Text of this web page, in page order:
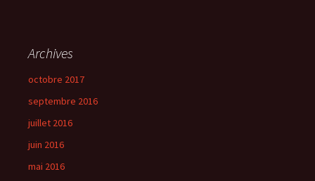
Archives
octobre 2017
septembre 2016
juillet 2016
juin 2016
mai 2016